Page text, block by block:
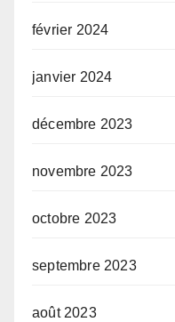
février 2024
janvier 2024
décembre 2023
novembre 2023
octobre 2023
septembre 2023
août 2023